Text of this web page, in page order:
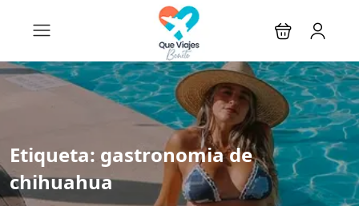
Etiqueta: gastronomia de
chihuahua